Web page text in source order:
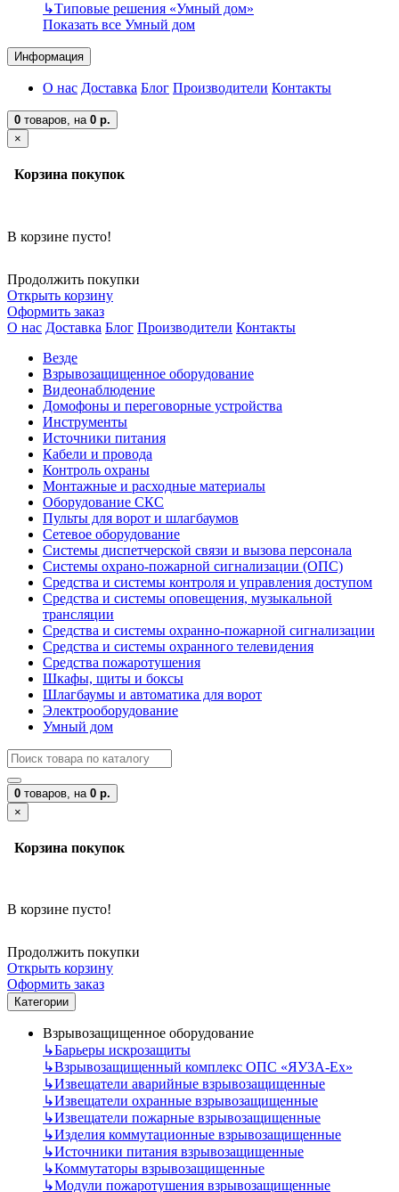
↳Типовые решения «Умный дом»
Показать все Умный дом
Информация
О нас Доставка Блог Производители Контакты
0 товаров, на 0 р.
×
Корзина покупок
В корзине пусто!
Продолжить покупки
Открыть корзину
Оформить заказ
О нас Доставка Блог Производители Контакты
Везде
Взрывозащищенное оборудование
Видеонаблюдение
Домофоны и переговорные устройства
Инструменты
Источники питания
Кабели и провода
Контроль охраны
Монтажные и расходные материалы
Оборудование СКС
Пульты для ворот и шлагбаумов
Сетевое оборудование
Системы диспетчерской связи и вызова персонала
Системы охрано-пожарной сигнализации (ОПС)
Средства и системы контроля и управления доступом
Средства и системы оповещения, музыкальной
трансляции
Средства и системы охранно-пожарной сигнализации
Средства и системы охранного телевидения
Средства пожаротушения
Шкафы, щиты и боксы
Шлагбаумы и автоматика для ворот
Электрооборудование
Умный дом
0 товаров, на 0 р.
×
Корзина покупок
В корзине пусто!
Продолжить покупки
Открыть корзину
Оформить заказ
Категории
Взрывозащищенное оборудование
↳Барьеры искрозащиты
↳Взрывозащищенный комплекс ОПС «ЯУЗА-Ех»
↳Извещатели аварийные взрывозащищенные
↳Извещатели охранные взрывозащищенные
↳Извещатели пожарные взрывозащищенные
↳Изделия коммутационные взрывозащищенные
↳Источники питания взрывозащищенные
↳Коммутаторы взрывозащищенные
↳Модули пожаротушения взрывозащищенные